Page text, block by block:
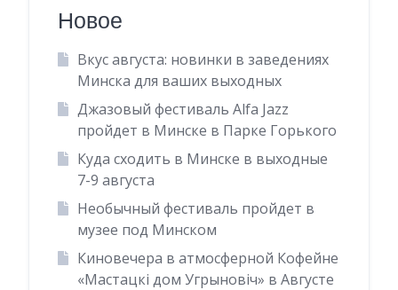
Новое
Вкус августа: новинки в заведениях
Минска для ваших выходных
Джазовый фестиваль Alfa Jazz
пройдет в Минске в Парке Горького
Куда сходить в Минске в выходные
7-9 августа
Необычный фестиваль пройдет в
музее под Минском
Киновечера в атмосферной Кофейне
«Мастацкі дом Угрыновіч» в Августе